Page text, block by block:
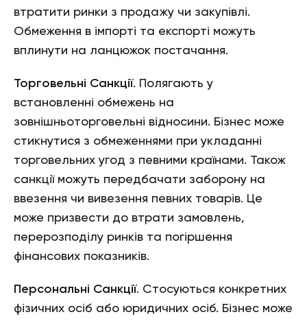
втратити ринки з продажу чи закупівлі.
Обмеження в імпорті та експорті можуть
вплинути на ланцюжок постачання.
Торговельні Санкції. Полягають у
встановленні обмежень на
зовнішньоторговельні відносини. Бізнес може
стикнутися з обмеженнями при укладанні
торговельних угод з певними країнами. Також
санкції можуть передбачати заборону на
ввезення чи вивезення певних товарів. Це
може призвести до втрати замовлень,
перерозподілу ринків та погіршення
фінансових показників.
Персональні Санкції. Стосуються конкретних
фізичних осіб або юридичних осіб. Бізнес може